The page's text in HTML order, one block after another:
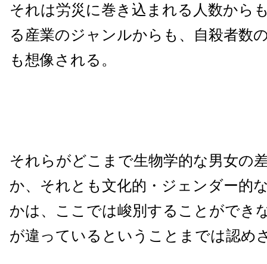
それは労災に巻き込まれる人数から
る産業のジャンルからも、自殺者数
も想像される。
それらがどこまで生物学的な男女の
か、それとも文化的・ジェンダー的
かは、ここでは峻別することができ
が違っているということまでは認め